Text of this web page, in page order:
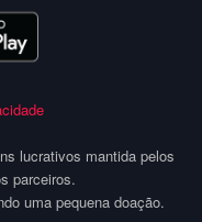
lucrativos mantida pelos
parceiros.
uma pequena doação.